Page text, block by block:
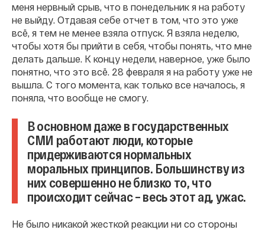
меня нервный срыв, что в понедельник я на работу
не выйду. Отдавая себе отчет в том, что это уже
всё, я тем не менее взяла отпуск. Я взяла неделю,
чтобы хотя бы прийти в себя, чтобы понять, что мне
делать дальше. К концу недели, наверное, уже было
понятно, что это всё. 28 февраля я на работу уже не
вышла. С того момента, как только все началось, я
поняла, что вообще не смогу.
В основном даже в государственных
СМИ работают люди, которые
придерживаются нормальных
моральных принципов. Большинству из
них совершенно не близко то, что
происходит сейчас – весь этот ад, ужас.
Не было никакой жесткой реакции ни со стороны